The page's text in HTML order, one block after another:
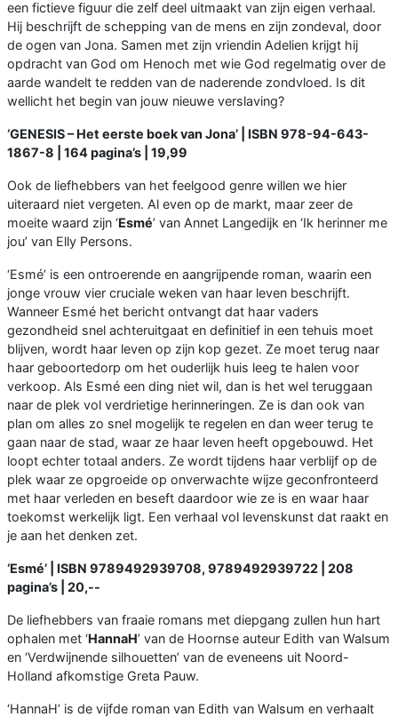
een fictieve figuur die zelf deel uitmaakt van zijn eigen verhaal.
Hij beschrijft de schepping van de mens en zijn zondeval, door
de ogen van Jona. Samen met zijn vriendin Adelien krijgt hij
opdracht van God om Henoch met wie God regelmatig over de
aarde wandelt te redden van de naderende zondvloed. Is dit
wellicht het begin van jouw nieuwe verslaving?
‘GENESIS – Het eerste boek van Jona’ | ISBN 978-94-643-
1867-8 | 164 pagina’s | 19,99
Ook de liefhebbers van het feelgood genre willen we hier
uiteraard niet vergeten. Al even op de markt, maar zeer de
moeite waard zijn ‘Esmé’ van Annet Langedijk en ‘Ik herinner me
jou’ van Elly Persons.
‘Esmé’ is een ontroerende en aangrijpende roman, waarin een
jonge vrouw vier cruciale weken van haar leven beschrijft.
Wanneer Esmé het bericht ontvangt dat haar vaders
gezondheid snel achteruitgaat en definitief in een tehuis moet
blijven, wordt haar leven op zijn kop gezet. Ze moet terug naar
haar geboortedorp om het ouderlijk huis leeg te halen voor
verkoop. Als Esmé een ding niet wil, dan is het wel teruggaan
naar de plek vol verdrietige herinneringen. Ze is dan ook van
plan om alles zo snel mogelijk te regelen en dan weer terug te
gaan naar de stad, waar ze haar leven heeft opgebouwd. Het
loopt echter totaal anders. Ze wordt tijdens haar verblijf op de
plek waar ze opgroeide op onverwachte wijze geconfronteerd
met haar verleden en beseft daardoor wie ze is en waar haar
toekomst werkelijk ligt. Een verhaal vol levenskunst dat raakt en
je aan het denken zet.
‘Esmé’ | ISBN 9789492939708, 9789492939722 | 208
pagina’s | 20,--
De liefhebbers van fraaie romans met diepgang zullen hun hart
ophalen met ‘HannaH’ van de Hoornse auteur Edith van Walsum
en ‘Verdwijnende silhouetten’ van de eveneens uit Noord-
Holland afkomstige Greta Pauw.
‘HannaH’ is de vijfde roman van Edith van Walsum en verhaalt